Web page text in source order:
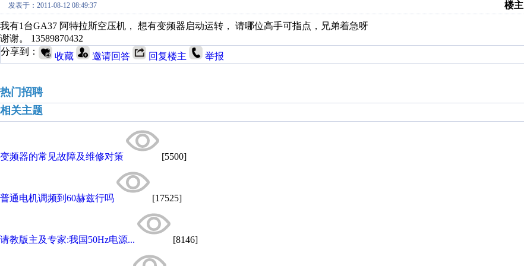
发表于：2011-08-12 08:49:37 楼主
我有1台GA37 阿特拉斯空压机， 想有变频器启动运转， 请哪位高手可指点，兄弟着急呀
谢谢。 13589870432
分享到：
收藏 邀请回答 回复楼主 举报
热门招聘
相关主题
变频器的常见故障及维修对策 [5500]
普通电机调频到60赫兹行吗 [17525]
请教版主及专家:我国50Hz电源... [8146]